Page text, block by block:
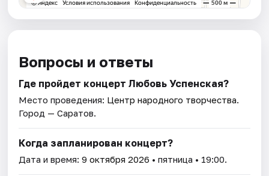
Вопросы и ответы
Где пройдет концерт Любовь Успенская?
Место проведения: Центр народного творчества.
Город — Саратов.
Когда запланирован концерт?
Дата и время:9 октября 2026 • пятница • 19:00.